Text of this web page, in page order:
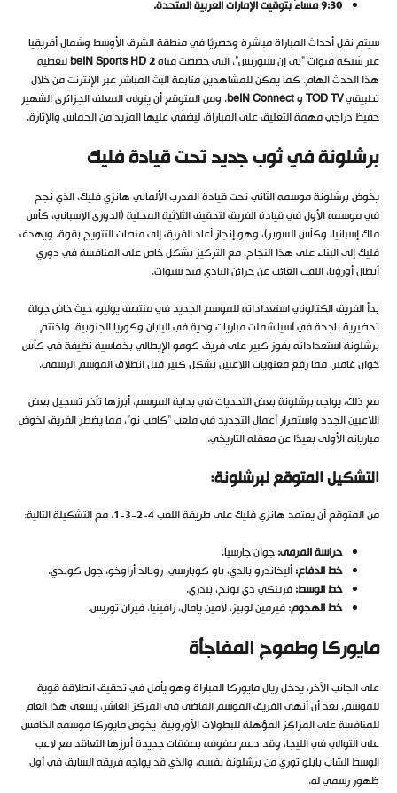
9:30 مساءً بتوقيت الإمارات العربية المتحدة.
سيتم نقل أحداث المباراة مباشرة وحصريًا في منطقة الشرق الأوسط وشمال أفريقيا
عبر شبكة قنوات “بي إن سبورتس”، التي خصصت قناةbeIN Sports HD 2لتغطية
هذا الحدث الهام. كما يمكن للمشاهدين متابعة البث المباشر عبر الإنترنت من خلال
تطبيقيTOD TVوbeIN Connect. ومن المتوقع أن يتولى المعلق الجزائري الشهير
حفيظ دراجي مهمة التعليق على المباراة، ليضفي عليها المزيد من الحماس والإثارة.
برشلونة في ثوب جديد تحت قيادة فليك
يخوض برشلونة موسمه الثاني تحت قيادة المدرب الألماني هانزي فليك، الذي نجح
في موسمه الأول في قيادة الفريق لتحقيق الثلاثية المحلية (الدوري الإسباني، كأس
ملك إسبانيا، وكأس السوبر)، وهو إنجاز أعاد الفريق إلى منصات التتويج بقوة. ويهدف
فليك إلى البناء على هذا النجاح، مع التركيز بشكل خاص على المنافسة في دوري
أبطال أوروبا، اللقب الغائب عن خزائن النادي منذ سنوات.
بدأ الفريق الكتالوني استعداداته للموسم الجديد في منتصف يوليو، حيث خاض جولة
تحضيرية ناجحة في آسيا شملت مباريات ودية في اليابان وكوريا الجنوبية. واختتم
برشلونة استعداداته بفوز كبير على فريق كومو الإيطالي بخماسية نظيفة في كأس
خوان غامبر، مما رفع معنويات اللاعبين بشكل كبير قبل انطلاق الموسم الرسمي.
مع ذلك، يواجه برشلونة بعض التحديات في بداية الموسم، أبرزها تأخر تسجيل بعض
اللاعبين الجدد واستمرار أعمال التجديد في ملعب “كامب نو”، مما يضطر الفريق لخوض
مبارياته الأولى بعيدًا عن معقله التاريخي.
التشكيل المتوقع لبرشلونة:
من المتوقع أن يعتمد هانزي فليك على طريقة اللعب 4-2-3-1، مع التشكيلة التالية:
حراسة المرمى:جوان جارسيا.
خط الدفاع:أليخاندرو بالدي، باو كوبارسي، رونالد أراوخو، جول كوندي.
خط الوسط:فرينكي دي يونج، بيدري.
خط الهجوم:فيرمين لوبيز، لامين يامال، رافينيا، فيران توريس.
مايوركا وطموح المفاجأة
على الجانب الآخر، يدخل ريال مايوركا المباراة وهو يأمل في تحقيق انطلاقة قوية
للموسم. بعد أن أنهى الفريق الموسم الماضي في المركز العاشر، يسعى هذا العام
للمنافسة على المراكز المؤهلة للبطولات الأوروبية. يخوض مايوركا موسمه الخامس
على التوالي في الليجا، وقد دعم صفوفه بصفقات جديدة أبرزها التعاقد مع لاعب
الوسط الشاب بابلو توري من برشلونة نفسه، والذي قد يواجه فريقه السابق في أول
ظهور رسمي له.